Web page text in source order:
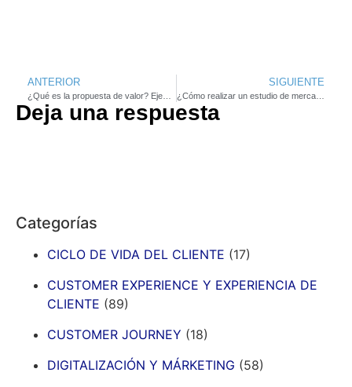
ANTERIOR SIGUIENTE
¿Cómo realizar un estudio de mercado? Tipos y ejemplos
Deja una respuesta
Categorías
CICLO DE VIDA DEL CLIENTE (17)
CUSTOMER EXPERIENCE Y EXPERIENCIA DE
CLIENTE (89)
CUSTOMER JOURNEY (18)
DIGITALIZACIÓN Y MÁRKETING (58)